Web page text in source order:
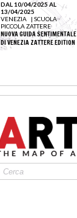
DAL 10/04/2025 AL
13/04/2025
VENEZIA
| SCUOLA
PICCOLA ZATTERE
NUOVA GUIDA SENTIMENTALE
DI VENEZIA ZATTERE EDITION